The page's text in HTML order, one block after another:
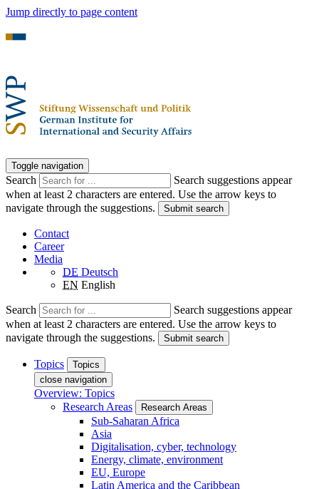
Jump directly to page content
Toggle navigation
Search
Search suggestions appear
when at least 2 characters are entered. Use the arrow keys to
navigate through the suggestions.
Submit search
Contact
Career
Media
DE Deutsch
EN English
Search
Search suggestions appear
when at least 2 characters are entered. Use the arrow keys to
navigate through the suggestions.
Submit search
Topics
Topics
close navigation
Overview: Topics
Research Areas
Research Areas
Sub-Saharan Africa
Asia
Digitalisation, cyber, technology
Energy, climate, environment
EU, Europe
Latin America and the Caribbean